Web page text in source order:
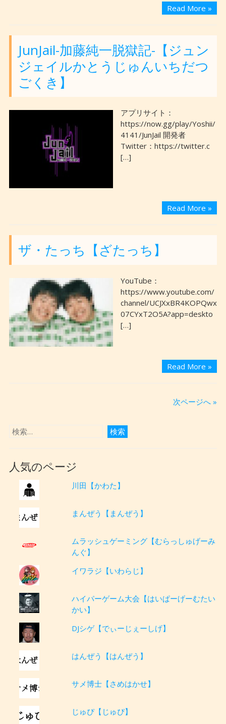
Read More »
JunJail-加藤純一脱獄記-【ジュン
ジェイルかとうじゅんいちだつ
ごくき】
アプリサイト：
https://now.gg/play/Yoshii/
4141/JunJail 開発者
Twitter：https://twitter.c
[…]
Read More »
ザ・たっち【ざたっち】
YouTube：
https://www.youtube.com/
channel/UCJXxBR4KOPQwx
07CYxT2O5A?app=deskto
[…]
Read More »
次ページへ »
人気のページ
川田【かわた】
まんぜう【まんぜう】
ムラッシュゲーミング【むらっしゅげーみ
んぐ】
イワラジ【いわらじ】
ハイパーゲーム大会【はいぱーげーむたい
かい】
DJシゲ【でぃーじぇーしげ】
はんぜう【はんぜう】
サメ博士【さめはかせ】
じゅぴ【じゅぴ】